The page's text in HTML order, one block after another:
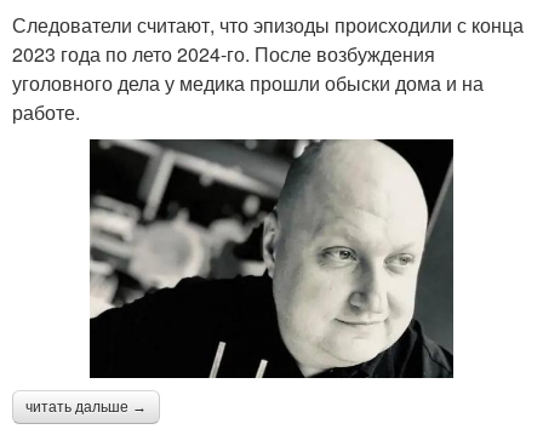
Следователи считают, что эпизоды происходили с конца
2023 года по лето 2024-го. После возбуждения
уголовного дела у медика прошли обыски дома и на
работе.
читать дальше →